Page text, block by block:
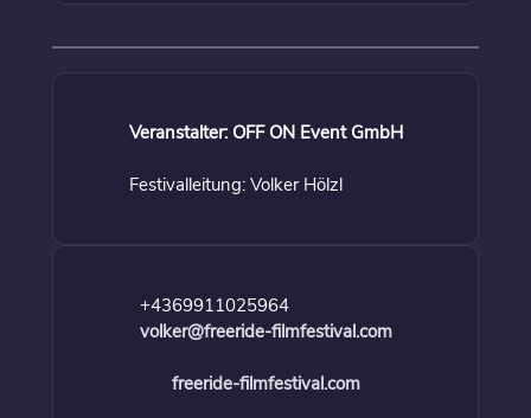
Veranstalter: OFF ON Event GmbH
Festivalleitung: Volker Hölzl
+4369911025964
volker@freeride-filmfestival.com
freeride-filmfestival.com